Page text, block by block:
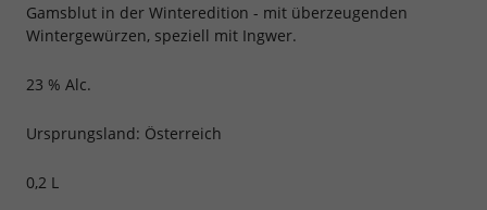
Gamsblut in der Winteredition - mit überzeugenden
Wintergewürzen, speziell mit Ingwer.
23 % Alc.
Ursprungsland: Österreich
0,2 L